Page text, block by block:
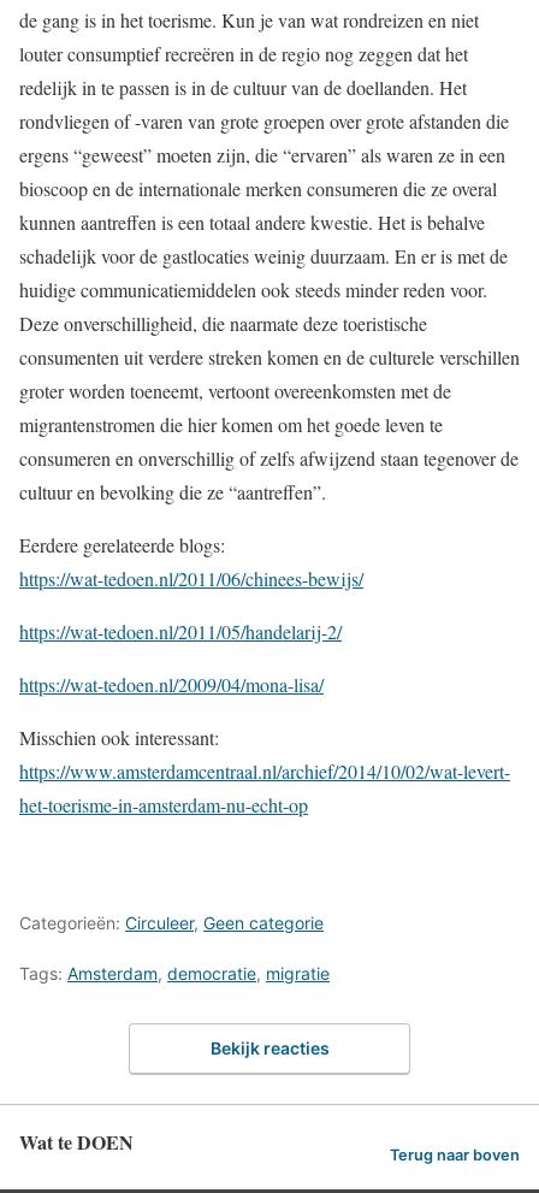
de gang is in het toerisme. Kun je van wat rondreizen en niet
louter consumptief recreëren in de regio nog zeggen dat het
redelijk in te passen is in de cultuur van de doellanden. Het
rondvliegen of -varen van grote groepen over grote afstanden die
ergens “geweest” moeten zijn, die “ervaren” als waren ze in een
bioscoop en de internationale merken consumeren die ze overal
kunnen aantreffen is een totaal andere kwestie. Het is behalve
schadelijk voor de gastlocaties weinig duurzaam. En er is met de
huidige communicatiemiddelen ook steeds minder reden voor.
Deze onverschilligheid, die naarmate deze toeristische
consumenten uit verdere streken komen en de culturele verschillen
groter worden toeneemt, vertoont overeenkomsten met de
migrantenstromen die hier komen om het goede leven te
consumeren en onverschillig of zelfs afwijzend staan tegenover de
cultuur en bevolking die ze “aantreffen”.
Eerdere gerelateerde blogs:
https://wat-tedoen.nl/2011/06/chinees-bewijs/
https://wat-tedoen.nl/2011/05/handelarij-2/
https://wat-tedoen.nl/2009/04/mona-lisa/
Misschien ook interessant:
https://www.amsterdamcentraal.nl/archief/2014/10/02/wat-levert-
het-toerisme-in-amsterdam-nu-echt-op
Categorieën: Circuleer, Geen categorie
Tags: Amsterdam, democratie, migratie
Bekijk reacties
Wat te DOEN Terug naar boven